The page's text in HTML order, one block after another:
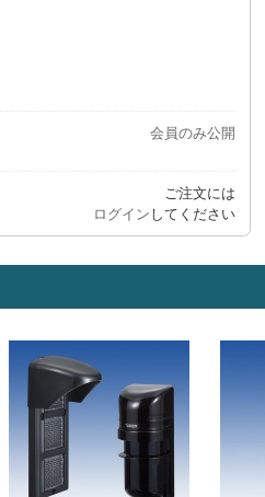
会員のみ公開
ご注文には
ログイン してください